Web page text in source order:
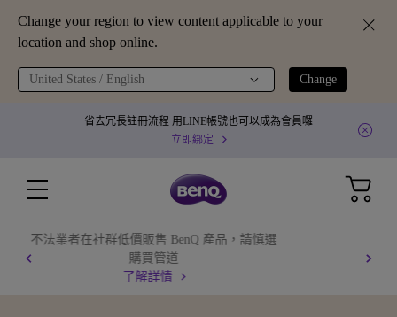
Change your region to view content applicable to your
location and shop online.
United States / English Change
省去冗長註冊流程 用LINE帳號也可以成為會員囉
立即綁定
GV31 全球產品召回通知
了解更多